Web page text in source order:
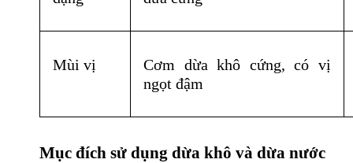
Mùi vị
Cơm dừa khô cứng, có vị
ngọt đậm
Mục đích sử dụng dừa khô và dừa nước